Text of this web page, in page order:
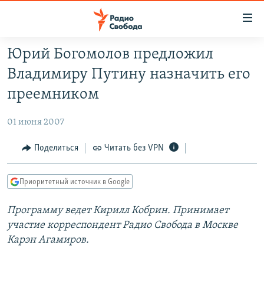
упрощенного
доступа
основному
Вернутся
главной
навигации
Вернутся
поиску
ПРОГРАММЫ
ПОДКАСТЫ
АВТОРСКИЕ ПРОЕКТЫ
ЦИТАТЫ СВОБОДЫ
МНЕНИЯ
IDEL.РЕАЛИИ
КАВКАЗ.РЕАЛИИ
СЕВЕР.РЕАЛИИ
Юрий Богомолов предложил
Владимиру Путину назначить его
преемником
01 июня 2007
Поделиться Читать без VPN
Приоритетный источник в Google
Программу ведет Кирилл Кобрин. Принимает
участие корреспондент Радио Свобода в Москве
Карэн Агамиров.